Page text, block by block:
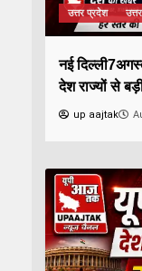
उत्तर प्रदेश
नई
देश राज्यों से
up aajtak